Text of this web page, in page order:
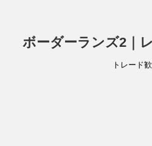
ボーダーランズ2｜
トレード